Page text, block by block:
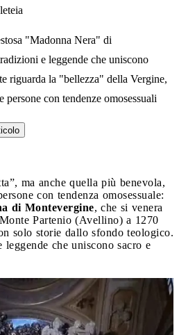
"Madonna Nera" di
e leggende che uniscono
riguarda la "bellezza" della Vergine,
persone con tendenze omosessuali
ma anche quella più benevola,
con tendenza omosessuale:
di Montevergine, che si venera
Partenio (Avellino) a 1270
solo storie dallo sfondo teologico.
che uniscono sacro e